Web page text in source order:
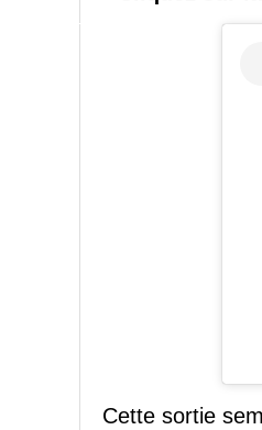
Cette sortie